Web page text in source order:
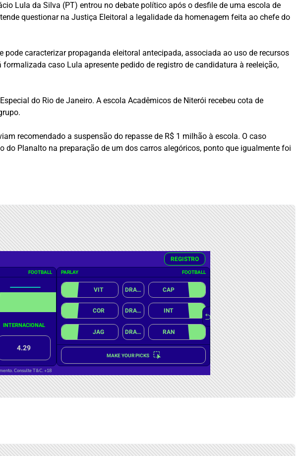
Lula da Silva (PT) entrou no debate político após o desfile de uma escola de
questionar na Justiça Eleitoral a legalidade da homenagem feita ao chefe do
caracterizar propaganda eleitoral antecipada, associada ao uso de recursos
caso Lula apresente pedido de registro de candidatura à reeleição,
do Rio de Janeiro. A escola Acadêmicos de Niterói recebeu cota de
recomendado a suspensão do repasse de R$ 1 milhão à escola. O caso
Planalto na preparação de um dos carros alegóricos, ponto que igualmente foi